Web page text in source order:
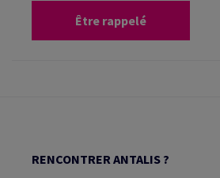
Être rappelé
RENCONTRER ANTALIS ?